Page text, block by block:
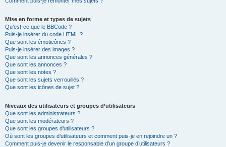
Mise en forme et types de sujets
Qu’est-ce que le BBCode ?
Puis-je insérer du code HTML ?
Que sont les émoticônes ?
Puis-je insérer des images ?
Que sont les annonces générales ?
Que sont les annonces ?
Que sont les notes ?
Que sont les sujets verrouillés ?
Que sont les icônes de sujet ?
Niveaux des utilisateurs et groupes d’utilisateurs
Que sont les administrateurs ?
Que sont les modérateurs ?
Que sont les groupes d’utilisateurs ?
Où sont les groupes d’utilisateurs et comment puis-je en rejoindre un ?
Comment puis-je devenir le responsable d’un groupe d’utilisateurs ?